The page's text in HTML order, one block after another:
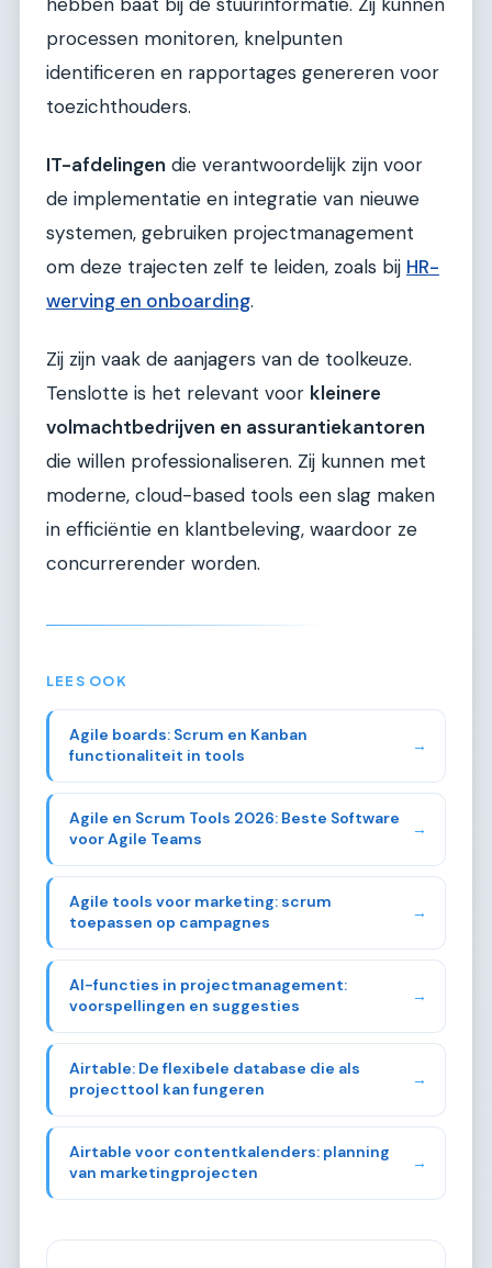
processen monitoren, knelpunten
identificeren en rapportages genereren voor
toezichthouders.
IT-afdelingen die verantwoordelijk zijn voor
de implementatie en integratie van nieuwe
systemen, gebruiken projectmanagement
om deze trajecten zelf te leiden, zoals bij HR-
werving en onboarding.
Zij zijn vaak de aanjagers van de toolkeuze.
Tenslotte is het relevant voor kleinere
volmachtbedrijven en assurantiekantoren
die willen professionaliseren. Zij kunnen met
moderne, cloud-based tools een slag maken
in efficiëntie en klantbeleving, waardoor ze
concurrerender worden.
LEES OOK
Agile boards: Scrum en Kanban
functionaliteit in tools
→
Agile en Scrum Tools 2026: Beste Software
voor Agile Teams
→
Agile tools voor marketing: scrum
toepassen op campagnes
→
AI-functies in projectmanagement:
voorspellingen en suggesties
→
Airtable: De flexibele database die als
projecttool kan fungeren
→
Airtable voor contentkalenders: planning
van marketingprojecten
→